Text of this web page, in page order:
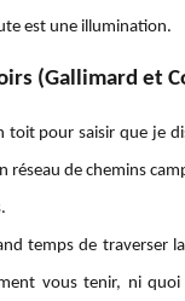
est une illumination.
(Gallimard et
pour saisir que je
de chemins
temps de traverser
vous tenir, ni